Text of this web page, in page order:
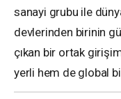
sanayi grubu ile
devlerinden birinin
çıkan bir ortak
yerli hem de global